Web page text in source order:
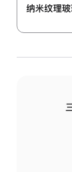
纳米纹理